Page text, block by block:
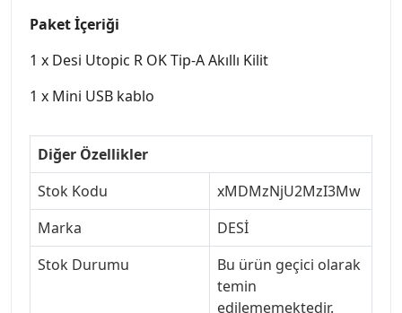
Paket İçeriği
1 x Desi Utopic R OK Tip-A Akıllı Kilit
1 x Mini USB kablo
Diğer Özellikler
Stok Kodu
xMDMzNjU2MzI3Mw
Marka
DESİ
Stok Durumu
Bu ürün geçici olarak
temin
edilememektedir.